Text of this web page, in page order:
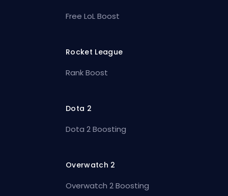
Free LoL Boost
Rocket League
Rank Boost
Dota 2
Dota 2 Boosting
Overwatch 2
Overwatch 2 Boosting